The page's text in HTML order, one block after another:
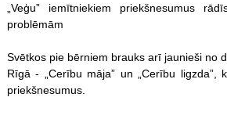
„Veģu” iemītniekiem priekšnesumus
problēmām
Svētkos pie bērniem brauks arī jaunieši no
Rīgā - „Cerību māja” un „Cerību ligzda”,
priekšnesumus.